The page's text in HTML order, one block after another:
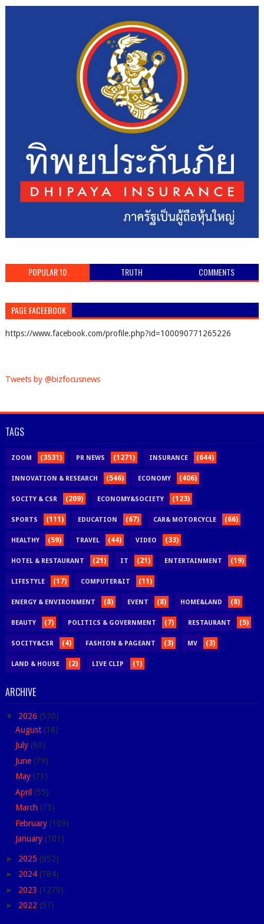
POPULAR 10 TRUTH COMMENTS
PAGE FACEEBOOK
https://www.facebook.com/profile.php?id=100090771265226
Tweets by @bizfocusnews
TAGS
ZOOM (3531) PR NEWS (1271) INSURANCE (644)
INNOVATION & RESEARCH (546) ECONOMY (406)
SOCITY & CSR (209) ECONOMY&SOCIETY (123)
SPORTS (111) EDUCATION (67) CAR& MOTORCYCLE (66)
HEALTHY (59) TRAVEL (44) VIDEO (33)
HOTEL & RESTAURANT (21) IT (21) ENTERTAINMENT (19)
LIFESTYLE (17) COMPUTER&IT (11)
ENERGY & ENVIRONMENT (8) EVENT (8) HOME&LAND (8)
BEAUTY (7) POLITICS & GOVERNMENT (7) RESTAURANT (5)
SOCITY&CSR (4) FASHION & PAGEANT (3) MV (3)
LAND & HOUSE (2) LIVE CLIP (1)
ARCHIVE
▼ 2026 (570)
August (18)
July (60)
June (79)
May (73)
April (55)
March (75)
February (109)
January (101)
► 2025 (952)
► 2024 (784)
► 2023 (1279)
► 2022 (57)